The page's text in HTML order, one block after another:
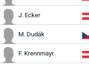
J. Ecker
M. Dudák
F. Krennmayr